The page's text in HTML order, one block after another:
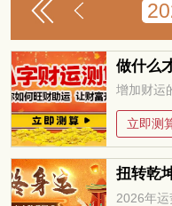
做什么
增加财运
立即测
扭转乾
2026年运